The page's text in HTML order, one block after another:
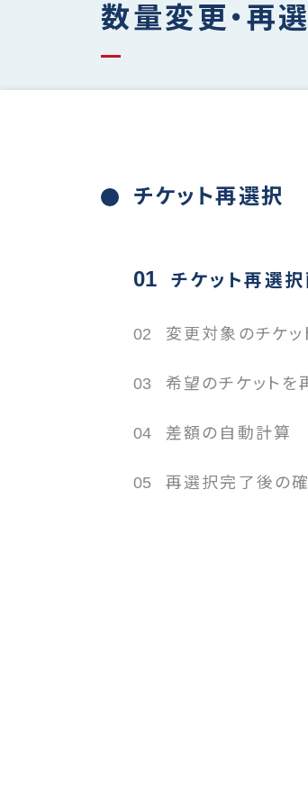
数量変更・再
チケット再選択
01 チケット再選択
02 変更対象のチケ
03 希望のチケットを
04 差額の自動計算
05 再選択完了後の